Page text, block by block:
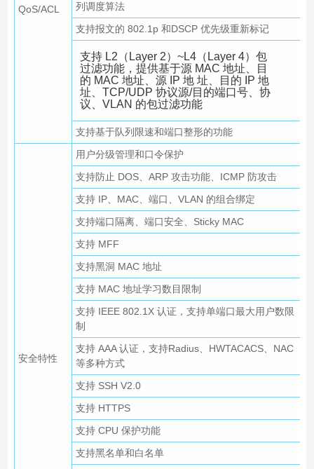
QoS/ACL
列调度算法
支持报文的 802.1p 和DSCP 优先级重新标记
支持 L2（Layer 2）~L4（Layer 4）包
过滤功能，提供基于源 MAC 地址、目
的 MAC 地址、源 IP 地 址、目的 IP 地
址、TCP/UDP 协议源/目的端口号、协
议、VLAN 的包过滤功能
支持基于队列限速和端口整形的功能
安全特性
用户分级管理和口令保护
支持防止 DOS、ARP 攻击功能、ICMP 防攻击
支持 IP、MAC、端口、VLAN 的组合绑定
支持端口隔离、端口安全、Sticky MAC
支持 MFF
支持黑洞 MAC 地址
支持 MAC 地址学习数目限制
支持 IEEE 802.1X 认证，支持单端口最大用户数限
制
支持 AAA 认证，支持Radius、HWTACACS、NAC
等多种方式
支持 SSH V2.0
支持 HTTPS
支持 CPU 保护功能
支持黑名单和白名单